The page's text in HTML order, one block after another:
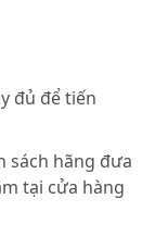
đủ để tiến
sách hãng đưa
tại cửa hàng